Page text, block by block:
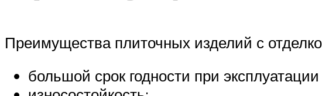
Преимущества плиточных изделий с
большой срок годности при